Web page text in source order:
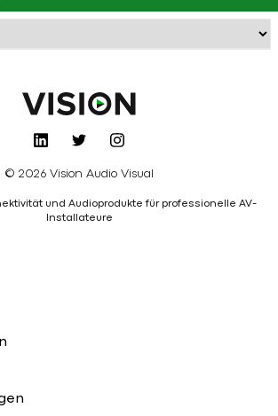
© 2026 Vision Audio Visual
und Audioprodukte für professionelle AV-
Installateure